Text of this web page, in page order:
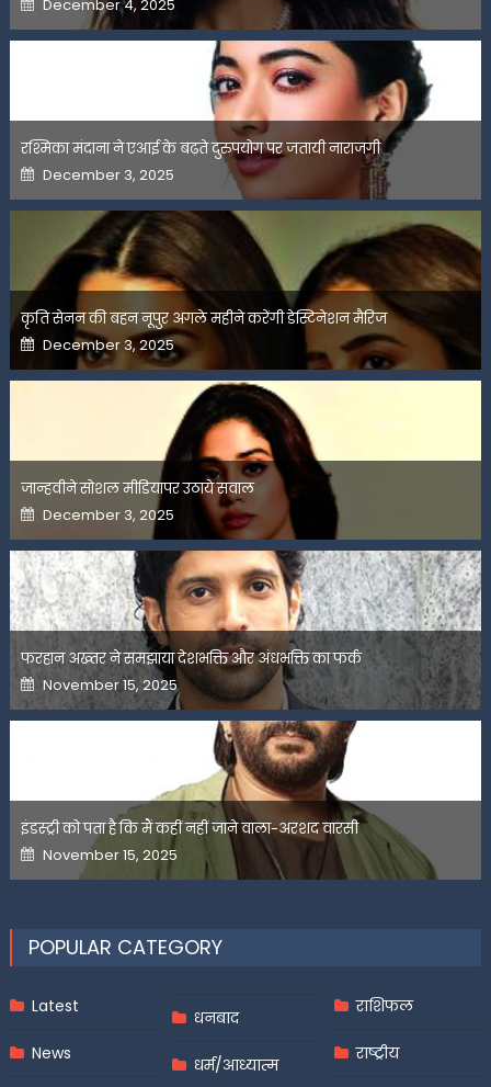
on
December 4, 2025
रश्मिका मंदाना ने एआई के बढ़ते दुरुपयोग पर जतायी नाराजगी
Posted
on
December 3, 2025
कृति सेनन की बहन नूपुर अगले महीने करेंगी डेस्टिनेशन मैरिज
Posted
on
December 3, 2025
जान्हवीने सोशल मीडियापर उठाये सवाल
Posted
on
December 3, 2025
फरहान अख्तर ने समझाया देशभक्ति और अंधभक्ति का फर्क
Posted
on
November 15, 2025
इंडस्ट्री को पता है कि मैं कहीं नहीं जाने वाला-अरशद वारसी
Posted
on
November 15, 2025
POPULAR CATEGORY
Latest
News
धनबाद
धर्म/आध्यात्म
राशिफल
राष्ट्रीय